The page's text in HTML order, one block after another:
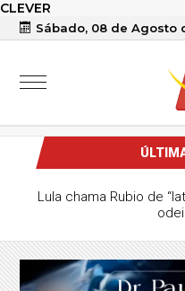
CLEVER
Sábado, 08 de Agosto
Lula chama Rubio de